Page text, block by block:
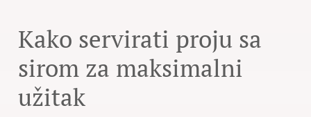
Kako servirati proju sa
sirom za maksimalni
užitak